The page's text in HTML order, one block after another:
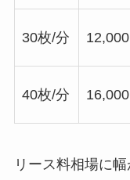
30枚/分
40枚/分
リース料相場に